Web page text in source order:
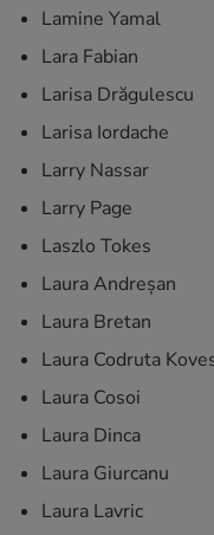
Lamine Yamal
Lara Fabian
Larisa Drăgulescu
Larisa Iordache
Larry Nassar
Larry Page
Laszlo Tokes
Laura Andreşan
Laura Bretan
Laura Codruta
Laura Cosoi
Laura Dinca
Laura Giurcanu
Laura Lavric